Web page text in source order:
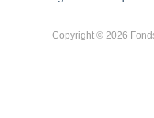
Copyright © 2026